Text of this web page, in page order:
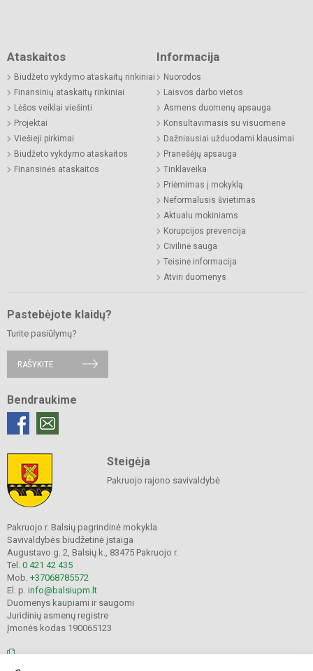
Ataskaitos
Biudžeto vykdymo ataskaitų rinkiniai
Finansinių ataskaitų rinkiniai
Lėšos veiklai viešinti
Projektai
Viešieji pirkimai
Biudžeto vykdymo ataskaitos
Finansinės ataskaitos
Informacija
Nuorodos
Laisvos darbo vietos
Asmens duomenų apsauga
Konsultavimasis su visuomene
Dažniausiai užduodami klausimai
Pranešėjų apsauga
Tinklaveika
Priėmimas į mokyklą
Neformalusis švietimas
Aktualu mokiniams
Korupcijos prevencija
Civilinė sauga
Teisinė informacija
Atviri duomenys
Pastebėjote klaidų?
Turite pasiūlymų?
RAŠYKITE
Bendraukime
Steigėja
Pakruojo rajono savivaldybė
Pakruojo r. Balsių pagrindinė mokykla
Savivaldybės biudžetinė įstaiga
Augustavo g. 2, Balsių k., 83475 Pakruojo r.
Tel. 0 421 42 435
Mob. +37068785572
El. p. info@balsiupm.lt
Duomenys kaupiami ir saugomi
Juridinių asmenų registre
Įmonės kodas 190065123